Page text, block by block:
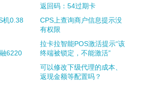
返回码：54过期卡
机0.38
CPS上查询商户信息提示没
有权限
6220
拉卡拉智能POS激活提示“该
终端被锁定，不能激活”
可以修改下级代理的成本、
返现金额等配置吗？